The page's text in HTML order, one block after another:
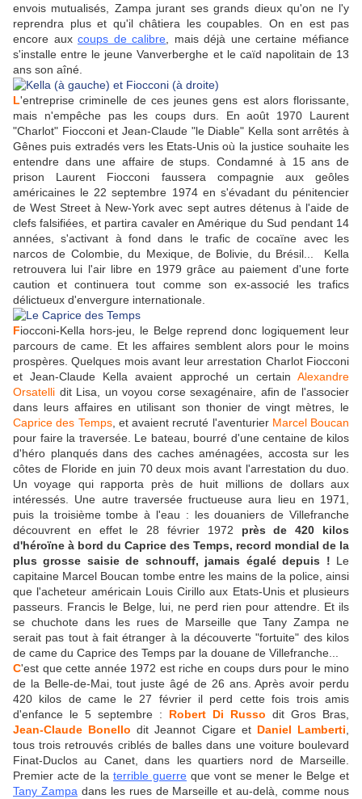
envois mutualisés, Zampa jurant ses grands dieux qu'on ne l'y
reprendra plus et qu'il châtiera les coupables. On en est pas
encore auxcoups de calibre , mais déjà une certaine méfiance
s'installe entre le jeune Vanverberghe et le caïd napolitain de 13
ans son aîné.
L'entreprise criminelle de ces jeunes gens est alors florissante,
mais n'empêche pas les coups durs. En août 1970 Laurent
"Charlot" Fiocconi et Jean-Claude "le Diable" Kella sont arrêtés à
Gênes puis extradés vers les Etats-Unis où la justice souhaite les
entendre dans une affaire de stups. Condamné à 15 ans de
prison Laurent Fiocconi faussera compagnie aux geôles
américaines le 22 septembre 1974 en s'évadant du pénitencier
de West Street à New-York avec sept autres détenus à l'aide de
clefs falsifiées, et partira cavaler en Amérique du Sud pendant 14
années, s'activant à fond dans le trafic de cocaïne avec les
narcos de Colombie, du Mexique, de Bolivie, du Brésil... Kella
retrouvera lui l'air libre en 1979 grâce au paiement d'une forte
caution et continuera tout comme son ex-associé les trafics
délictueux d'envergure internationale.
Fiocconi-Kella hors-jeu, le Belge reprend donc logiquement leur
parcours de came. Et les affaires semblent alors pour le moins
prospères. Quelques mois avant leur arrestation Charlot Fiocconi
et Jean-Claude Kella avaient approché un certain Alexandre
Orsatelli dit Lisa, un voyou corse sexagénaire, afin de l'associer
dans leurs affaires en utilisant son thonier de vingt mètres, le
Caprice des Temps, et avaient recruté l'aventurier Marcel Boucan
pour faire la traversée. Le bateau, bourré d'une centaine de kilos
d'héro planqués dans des caches aménagées, accosta sur les
côtes de Floride en juin 70 deux mois avant l'arrestation du duo.
Un voyage qui rapporta près de huit millions de dollars aux
intéressés. Une autre traversée fructueuse aura lieu en 1971,
puis la troisième tombe à l'eau : les douaniers de Villefranche
découvrent en effet le 28 février 1972 près de
420 kilos
d'héroïne à bord du Caprice des Temps, record mondial de la
plus grosse saisie de schnouff, jamais égalé depuis ! Le
capitaine Marcel Boucan tombe entre les mains de la police, ainsi
que l'acheteur américain Louis Cirillo aux Etats-Unis et plusieurs
passeurs. Francis le Belge, lui, ne perd rien pour attendre. Et ils
se chuchote dans les rues de Marseille que Tany Zampa ne
serait pas tout à fait étranger à la découverte "fortuite" des kilos
de came du Caprice des Temps par la douane de Villefranche...
C'est que cette année 1972 est riche en coups durs pour le mino
de la Belle-de-Mai, tout juste âgé de 26 ans. Après avoir perdu
420 kilos de came le 27 février il perd cette fois trois amis
d'enfance le 5 septembre : Robert Di Russo dit Gros Bras,
Jean-Claude Bonello dit Jeannot Cigare et Daniel Lamberti
tous trois retrouvés criblés de balles dans une voiture boulevard
Finat-Duclos au Canet, dans les quartiers nord de Marseille.
Premier acte de la terrible guerre que vont se mener le Belge et
Tany Zampa dans les rues de Marseille et au-delà, comme nous